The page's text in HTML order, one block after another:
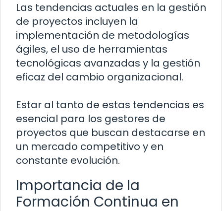
Las tendencias actuales en la gestión
de proyectos incluyen la
implementación de metodologías
ágiles, el uso de herramientas
tecnológicas avanzadas y la gestión
eficaz del cambio organizacional.
Estar al tanto de estas tendencias es
esencial para los gestores de
proyectos que buscan destacarse en
un mercado competitivo y en
constante evolución.
Importancia de la
Formación Continua en